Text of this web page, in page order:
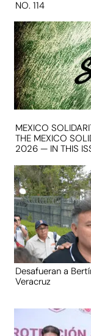
NO. 114
MEXICO
THE MEXICO
2026 — IN THIS
Desafueran a
Veracruz